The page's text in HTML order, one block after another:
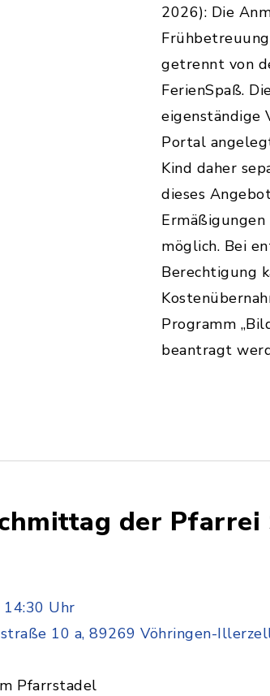
2026): Die
getrennt von
FerienSpaß.
eigenständige
Portal
Kind daher
dieses
möglich. Bei
Berechtigung
Programm
beantragt
der Pfarrei
14:30 Uhr
10 a, 89269 Vöhringen-
Pfarrstadel